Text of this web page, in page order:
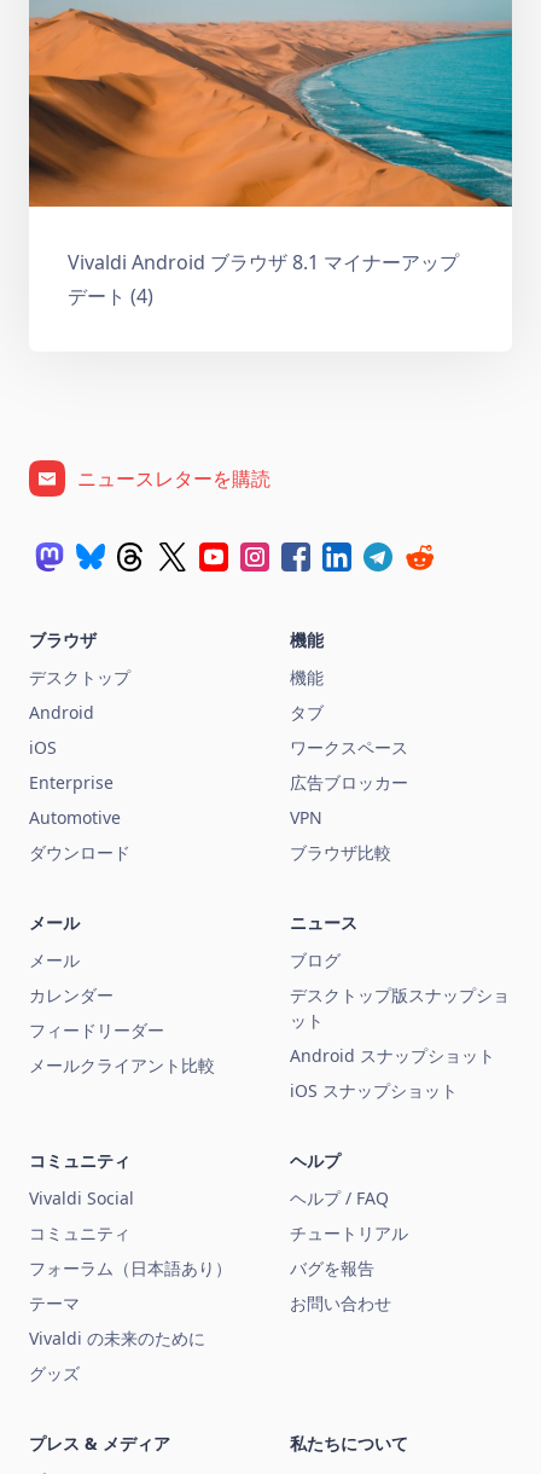
Vivaldi Android ブラウザ 8.1 マイナーアップ
デート (4)
ニュースレターを購読
ブラウザ
デスクトップ
Android
iOS
Enterprise
Automotive
ダウンロード
機能
機能
タブ
ワークスペース
広告ブロッカー
VPN
ブラウザ比較
メール
メール
カレンダー
フィードリーダー
メールクライアント比較
ニュース
ブログ
デスクトップ版スナップショ
ット
Android スナップショット
iOS スナップショット
コミュニティ
Vivaldi Social
コミュニティ
フォーラム（日本語あり）
テーマ
Vivaldi の未来のために
グッズ
ヘルプ
ヘルプ / FAQ
チュートリアル
バグを報告
お問い合わせ
プレス & メディア
私たちについて